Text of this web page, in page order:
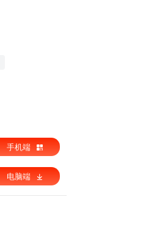
手机端
电脑端